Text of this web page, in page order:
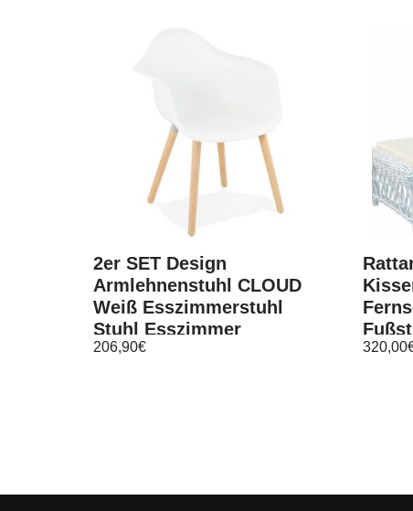
2er SET Design
Armlehnenstuhl CLOUD
Weiß Esszimmerstuhl
Stuhl Esszimmer
206,90€ 320,00